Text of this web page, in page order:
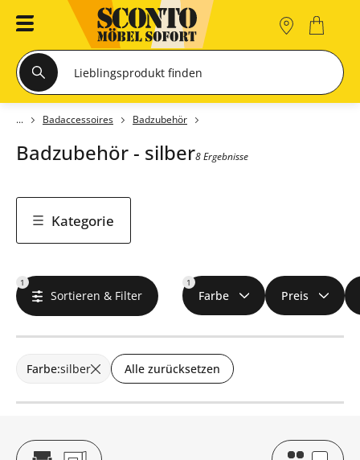
Badaccessoires Badzubehör
Badzubehör - silber8 Ergebnisse
Kategorie
1
Sortieren & Filter
1
Farbe Preis
Farbe:silber Alle zurücksetzen